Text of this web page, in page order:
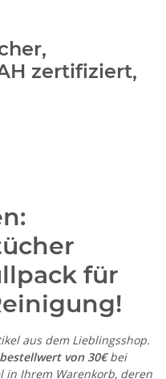
zertifiziert,
für
aus dem Lieblingsshop.
von 30€bei
in Ihrem Warenkorb, deren